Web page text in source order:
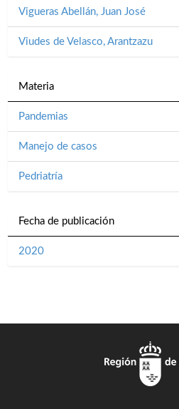
Vigueras Abellán, Juan José
Viudes de Velasco, Arantzazu
Materia
Pandemias
Manejo de casos
Pedriatría
Fecha de publicación
2020